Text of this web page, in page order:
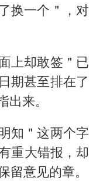
换一个＂，对
上却敢签＂已
期甚至排在了
来。
知＂这两个字
重大错报，却
留意见的章。